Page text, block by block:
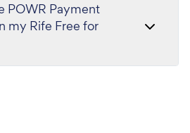
POWR Payment
my Rife Free for